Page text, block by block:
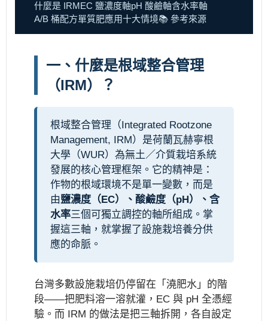
什麼是 IRMEC 鹽濃度軸pH 酸鹼軸含水率軸
A/B 桶配方單質肥應用十大情境📚 參考來源
一、什麼是根域整合管理
（IRM）？
根域整合管理（Integrated Rootzone
Management, IRM）是荷蘭瓦赫寧根
大學（WUR）為無土／介質栽培系統
發展的核心管理框架。它的精神是：
作物的根域環境不是單一變數，而是
由鹽濃度（EC）、酸鹼度（pH）、含
水率三個可獨立調控的軸所組成。掌
握這三軸，就掌握了設施栽培養分供
應的命脈。
台灣多數設施栽培仍停留在「澆肥水」的階
段——把肥料溶一溶就灌，EC 與 pH 全憑經
驗。而 IRM 的做法是把三軸拆開，各自設定